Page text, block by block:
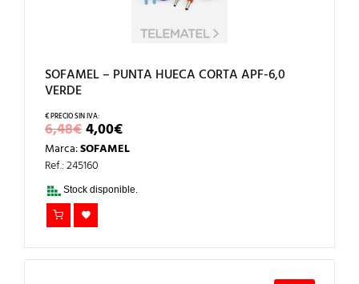
SOFAMEL – PUNTA HUECA CORTA APF-6,0
VERDE
6,48€EL
PRECIO
ORIGINAL
ERA:
6,48€.
4,00€EL
PRECIO
ACTUAL
4,00€.
Marca:SOFAMEL
Ref.: 245160
Stock disponible.